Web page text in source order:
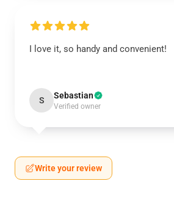
I love it, so handy and convenient!
S Sebastian
Verified owner
Write your review